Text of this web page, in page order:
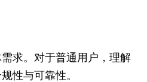
求。对于普通用户，理解
性与可靠性。